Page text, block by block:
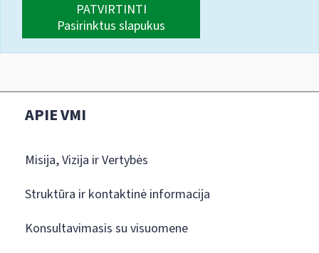
PATVIRTINTI
Pasirinktus slapukus
APIE VMI
Misija, Vizija ir Vertybės
Struktūra ir kontaktinė informacija
Konsultavimasis su visuomene